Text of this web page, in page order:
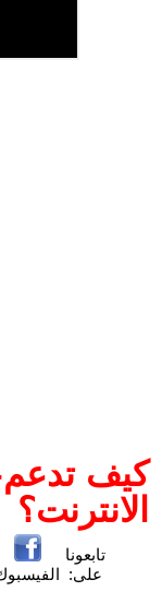
كيف تدعم-
الانترنت؟
تابعونا
على: